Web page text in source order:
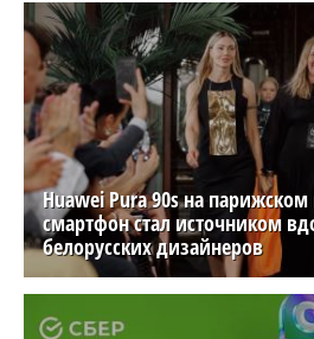
Huawei Pura 90s на
смартфон стал источником
белорусских дизайнеров